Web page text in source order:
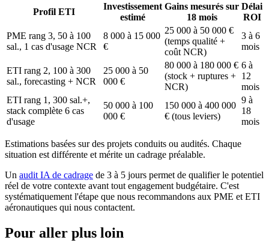
Profil ETI
Investissement
estimé
Gains mesurés sur
18 mois
Délai
ROI
PME rang 3, 50 à 100
sal., 1 cas d'usage NCR
8 000 à 15 000
€
25 000 à 50 000 €
(temps qualité +
coût NCR)
3 à 6
mois
ETI rang 2, 100 à 300
sal., forecasting + NCR
25 000 à 50
000 €
80 000 à 180 000 €
(stock + ruptures +
NCR)
6 à
12
mois
ETI rang 1, 300 sal.+,
stack complète 6 cas
d'usage
50 000 à 100
000 €
150 000 à 400 000
€ (tous leviers)
9 à
18
mois
Estimations basées sur des projets conduits ou audités. Chaque
situation est différente et mérite un cadrage préalable.
Un audit IA de cadrage de 3 à 5 jours permet de qualifier le potentiel
réel de votre contexte avant tout engagement budgétaire. C'est
systématiquement l'étape que nous recommandons aux PME et ETI
aéronautiques qui nous contactent.
Pour aller plus loin